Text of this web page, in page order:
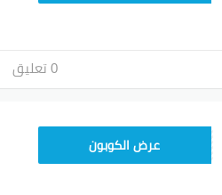
0 تعليق
25GCC4عرض الكوبون